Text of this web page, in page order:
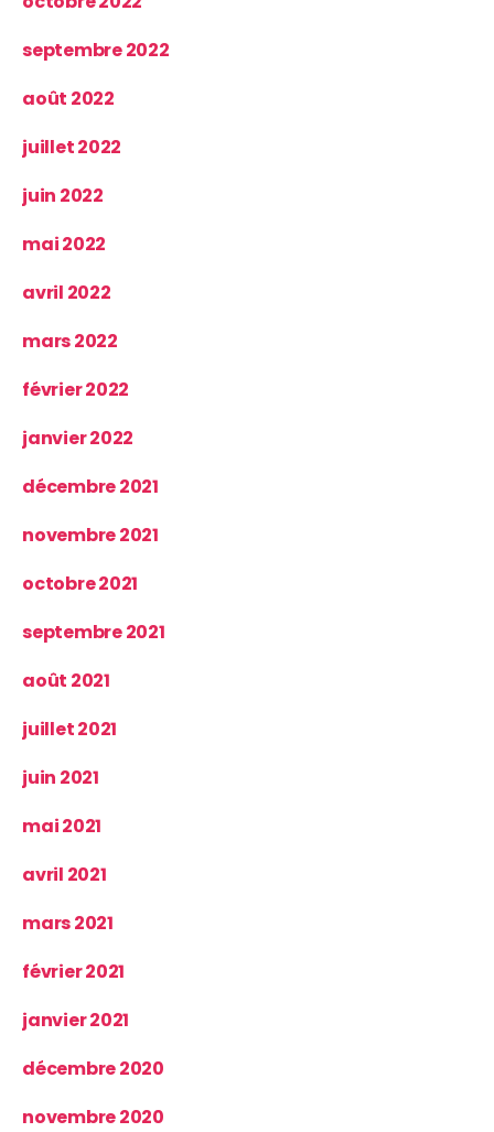
septembre 2022
août 2022
juillet 2022
juin 2022
mai 2022
avril 2022
mars 2022
février 2022
janvier 2022
décembre 2021
novembre 2021
octobre 2021
septembre 2021
août 2021
juillet 2021
juin 2021
mai 2021
avril 2021
mars 2021
février 2021
janvier 2021
décembre 2020
novembre 2020